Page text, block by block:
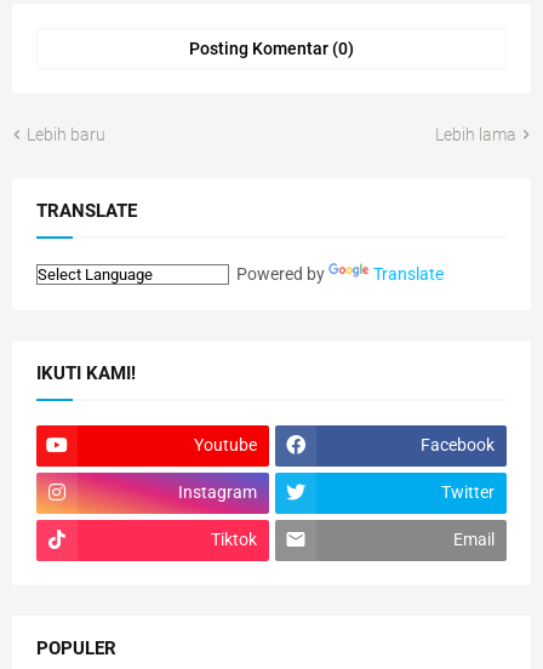
Posting Komentar (0)
Lebih baru Lebih lama
TRANSLATE
Powered by Translate
IKUTI KAMI!
Youtube Facebook
Instagram Twitter
Tiktok Email
POPULER